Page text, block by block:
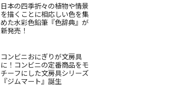
日本の四季折々の植物や情景
を描くことに相応しい色を集
めた水彩色鉛筆『色辞典』が
新発売！
コンビニおにぎりが文房具
に！コンビニの定番商品をモ
チーフにした文房具シリーズ
『ジムマート』誕生